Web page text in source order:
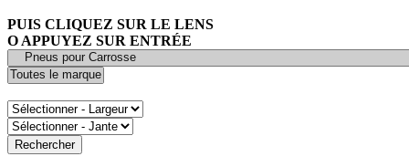
PUIS CLIQUEZ SUR LE LENS
O APPUYEZ SUR ENTRÉE